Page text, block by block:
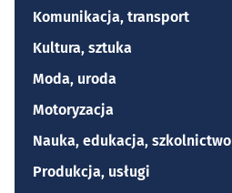
Komunikacja, transport
Kultura, sztuka
Moda, uroda
Motoryzacja
Nauka, edukacja, szkolnictwo
Produkcja, usługi